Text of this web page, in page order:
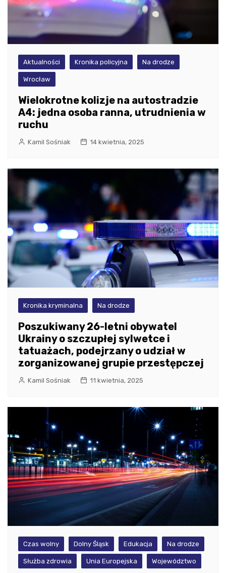
Aktualności Kronika policyjna Na drodze
Wrocław
Wielokrotne kolizje na autostradzie
A4: jedna osoba ranna, utrudnienia w
ruchu
Kamil Sośniak 14 kwietnia, 2025
Kronika kryminalna Na drodze
Poszukiwany 26-letni obywatel
Ukrainy o szczupłej sylwetce i
tatuażach, podejrzany o udział w
zorganizowanej grupie przestępczej
Kamil Sośniak 11 kwietnia, 2025
Czas wolny Dolny Śląsk Edukacja Na drodze
Służba zdrowia Unia Europejska Województwo